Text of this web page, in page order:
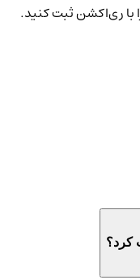
با ری‌اکشن ثبت کنید.